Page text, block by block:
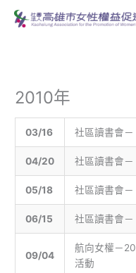
2010年
03/16 社區讀書會－
04/20 社區讀書會－
05/18 社區讀書會－
06/15 社區讀書會－
09/04
航向女權－
活動